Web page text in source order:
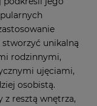
stworzyć unikalną
rodzinnymi,
ujęciami,
osobistą.
z resztą wnętrza,